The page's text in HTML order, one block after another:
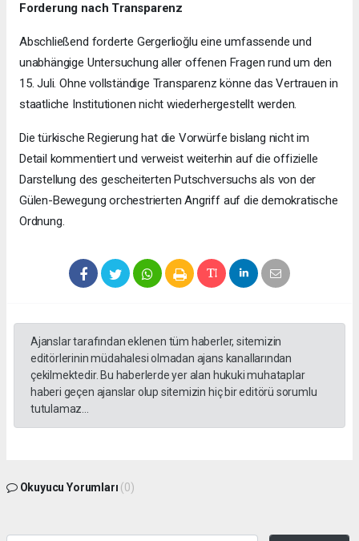
Forderung nach Transparenz
Abschließend forderte Gergerlioğlu eine umfassende und
unabhängige Untersuchung aller offenen Fragen rund um den
15. Juli. Ohne vollständige Transparenz könne das Vertrauen in
staatliche Institutionen nicht wiederhergestellt werden.
Die türkische Regierung hat die Vorwürfe bislang nicht im
Detail kommentiert und verweist weiterhin auf die offizielle
Darstellung des gescheiterten Putschversuchs als von der
Gülen-Bewegung orchestrierten Angriff auf die demokratische
Ordnung.
Ajanslar tarafından eklenen tüm haberler, sitemizin
editörlerinin müdahalesi olmadan ajans kanallarından
çekilmektedir. Bu haberlerde yer alan hukuki muhataplar
haberi geçen ajanslar olup sitemizin hiç bir editörü sorumlu
tutulamaz...
Okuyucu Yorumları (0)